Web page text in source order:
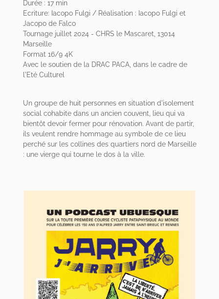
Durée : 17 min
Ecriture: Iacopo Fulgi / Réalisation : Iacopo Fulgi et
Jacopo de Falco
Tournage juillet 2024 - CHRS le Mascaret, 13014
Marseille
Format 16/9 4K
Avec le soutien de la DRAC PACA, dans le cadre de
l'Eté Culturel
Un groupe de huit personnes en situation d'isolement
social cohabite dans un ancien couvent, lieu qui va
bientôt devoir fermer pour rénovation. Avant de partir,
ils veulent rendre hommage au symbole de ce lieu
perché sur les collines des quartiers nord de Marseille
: une vierge qui tourne le dos à la ville.